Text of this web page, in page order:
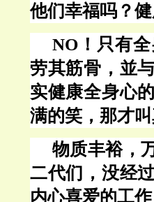
他们幸福吗？健
NO！只有
劳其筋骨，並
实健康全身心
满的笑，那才叫
物质丰裕，
二代们，没经
内心喜爱的工